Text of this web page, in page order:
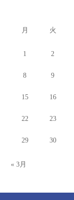
月 火
1 2
8 9
15 16
22 23
29 30
« 3月